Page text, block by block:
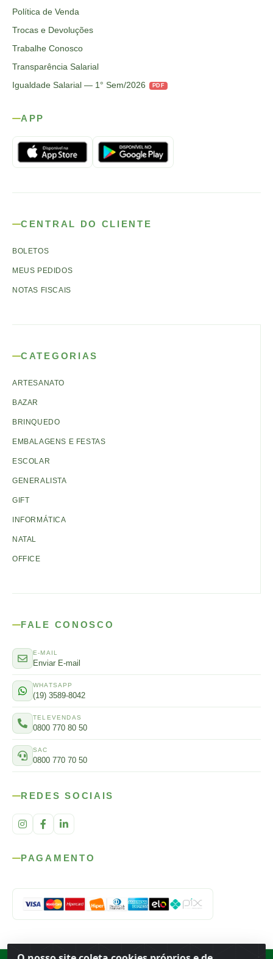
Política de Venda
Trocas e Devoluções
Trabalhe Conosco
Transparência Salarial
Igualdade Salarial — 1° Sem/2026
PDF
APP
CENTRAL DO CLIENTE
BOLETOS
MEUS PEDIDOS
NOTAS FISCAIS
CATEGORIAS
ARTESANATO
BAZAR
BRINQUEDO
EMBALAGENS E FESTAS
ESCOLAR
GENERALISTA
GIFT
INFORMÁTICA
NATAL
OFFICE
FALE CONOSCO
E-MAIL
Enviar E-mail
WHATSAPP
(19) 3589-8042
TELEVENDAS
0800 770 80 50
SAC
0800 770 70 50
REDES SOCIAIS
PAGAMENTO